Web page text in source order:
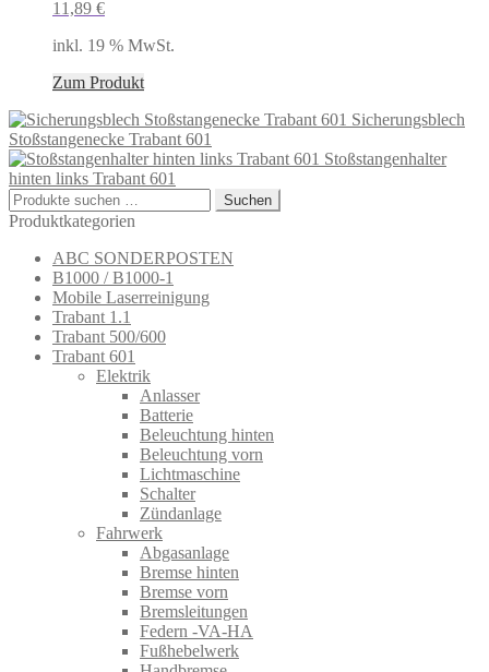
11,89 €
inkl. 19 % MwSt.
Zum Produkt
Sicherungsblech
Stoßstangenecke Trabant 601
Stoßstangenhalter
hinten links Trabant 601
Suchen
nach:
Suchen
Produktkategorien
ABC SONDERPOSTEN
B1000 / B1000-1
Mobile Laserreinigung
Trabant 1.1
Trabant 500/600
Trabant 601
Elektrik
Anlasser
Batterie
Beleuchtung hinten
Beleuchtung vorn
Lichtmaschine
Schalter
Zündanlage
Fahrwerk
Abgasanlage
Bremse hinten
Bremse vorn
Bremsleitungen
Federn -VA-HA
Fußhebelwerk